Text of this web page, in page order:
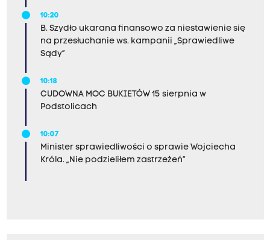
10:20
B. Szydło ukarana finansowo za niestawienie się
na przesłuchanie ws. kampanii „Sprawiedliwe
Sądy”
10:18
CUDOWNA MOC BUKIETÓW 15 sierpnia w
Podstolicach
10:07
Minister sprawiedliwości o sprawie Wojciecha
Króla. „Nie podzieliłem zastrzeżeń”